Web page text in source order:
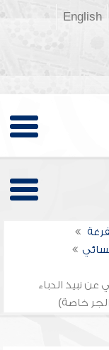
English
نبيذ الدباء
الجر خاصة)